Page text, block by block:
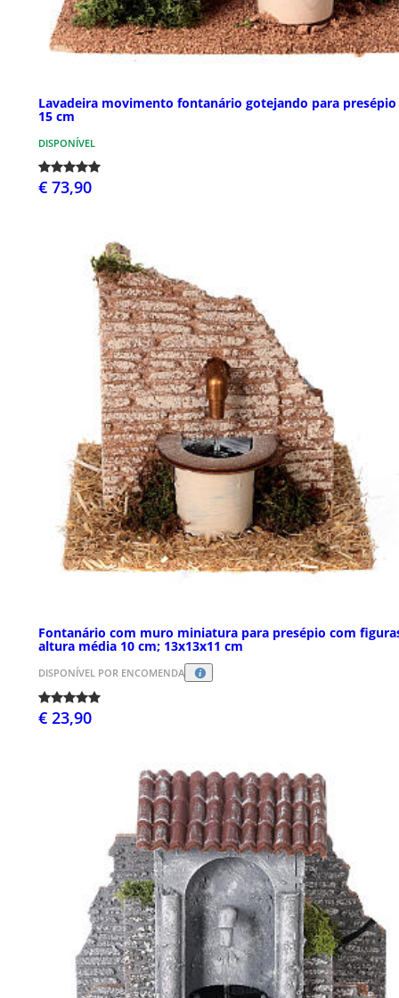
Lavadeira movimento fontanário gotejando para presépio
15 cm
DISPONÍVEL
€ 73,90
Fontanário com muro miniatura para presépio com
altura média 10 cm; 13x13x11 cm
DISPONÍVEL POR ENCOMENDA
€ 23,90